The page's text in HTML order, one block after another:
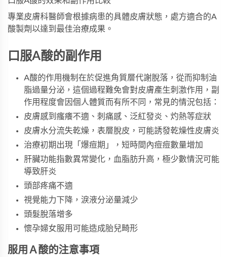
專業皮膚科醫師會根據病患的具體皮膚狀態，處方適合的A
酸製劑以達到最佳治療成果。
口服A酸的副作用
A酸的作用機制在於促進角質層代謝脫落，從而抑制油
脂過量分泌，這個過程難免會對皮膚產生刺激作用，副
作用程度會因個人體質而有所不同，常見的情況包括：
皮膚感到瘙癢不適、刺痛感、泛紅發炎、灼熱等症狀
皮膚水分流失乾燥，表層脫皮，可能誘發乾燥性皮膚炎
治療初期出現「爆痘期」，短時間內痘痘數量增加
肝臟功能指數異常變化，血脂肪升高，極少數情況可能
導致肝炎
頭部疼痛不適
視覺能力下降，淚液分泌量減少
頭髮脫落增多
懷孕婦女服用可能造成胎兒畸形
服用Ａ酸的注意事項